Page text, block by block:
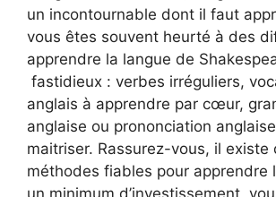
un incontournable dont il faut
vous êtes souvent heurté à des
apprendre la langue de
fastidieux : verbes irréguliers,
anglais à apprendre par cœur,
anglaise ou prononciation
maitriser. Rassurez-vous, il existe
méthodes fiables pour apprendre
un minimum d’investissement,